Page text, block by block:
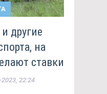
другие
на
ставки
2023, 22:24